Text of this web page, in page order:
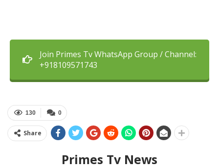
Join Primes Tv WhatsApp Group / Channel:
+918109571743
0
130
Share
Primes Tv News